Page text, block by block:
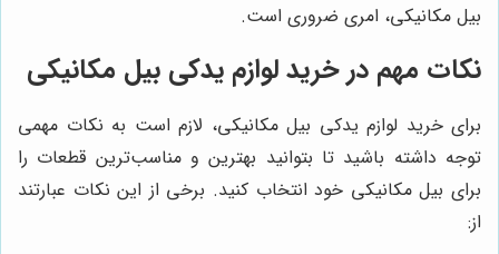
بیل مکانیکی، امری ضروری است.
نکات مهم در خرید لوازم یدکی بیل مکانیکی
برای خرید لوازم یدکی بیل مکانیکی، لازم است به نکات مهمی
توجه داشته باشید تا بتوانید بهترین و مناسب‌ترین قطعات را
برای بیل مکانیکی خود انتخاب کنید. برخی از این نکات عبارتند
از: